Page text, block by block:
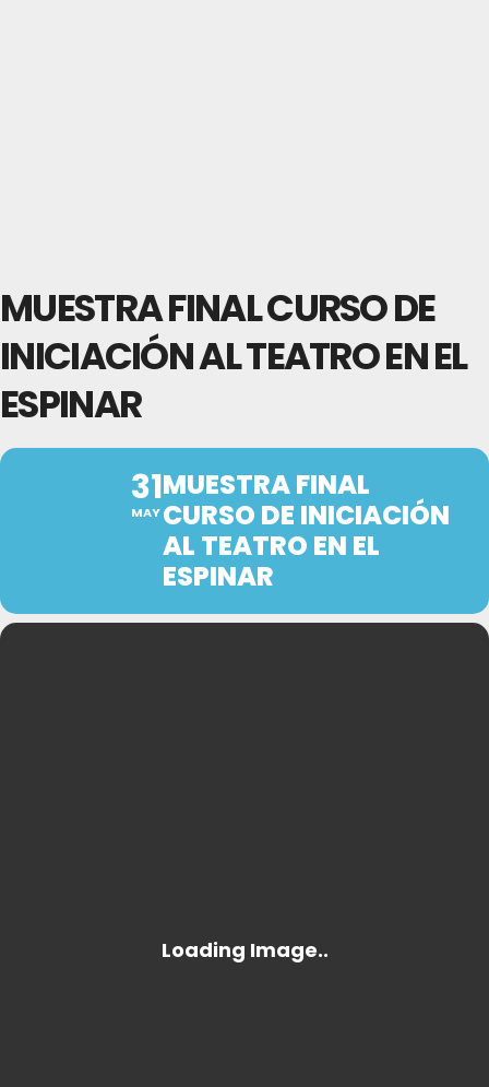
MUESTRA FINAL CURSO DE
INICIACIÓN AL TEATRO EN EL
ESPINAR
31
MAY
MUESTRA FINAL
CURSO DE INICIACIÓN
AL TEATRO EN EL
ESPINAR